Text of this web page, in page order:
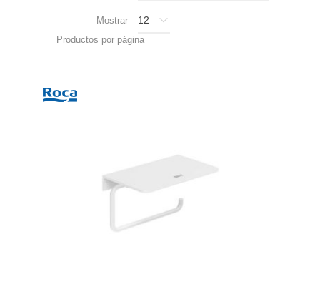
Mostrar
Productos por página